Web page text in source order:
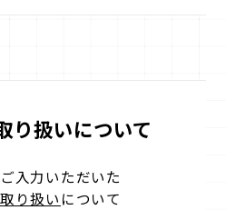
り扱いについて
入力いただいた
り扱い について